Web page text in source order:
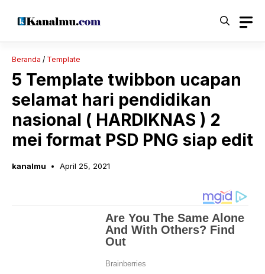
Beranda / Template
5 Template twibbon ucapan
selamat hari pendidikan
nasional ( HARDIKNAS ) 2
mei format PSD PNG siap edit
kanalmu April 25, 2021